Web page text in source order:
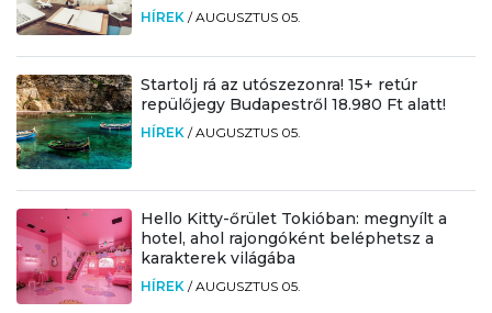
HÍREK /AUGUSZTUS 05.
Startolj rá az utószezonra! 15+ retúr
repülőjegy Budapestről 18.980 Ft alatt!
HÍREK /AUGUSZTUS 05.
Hello Kitty-őrület Tokióban: megnyílt a
hotel, ahol rajongóként beléphetsz a
karakterek világába
HÍREK /AUGUSZTUS 05.